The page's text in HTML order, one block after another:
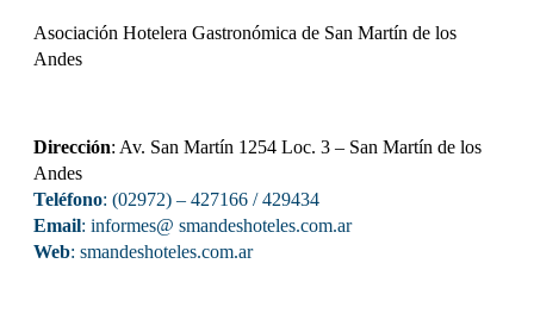
Asociación Hotelera Gastronómica de San Martín de los
Andes
Dirección: Av. San Martín 1254 Loc. 3 – San Martín de los
Andes
Teléfono: (02972) – 427166 / 429434
Email: informes@ smandeshoteles.com.ar
Web: smandeshoteles.com.ar